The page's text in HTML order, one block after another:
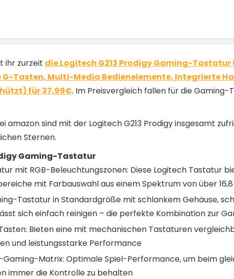
ihr zurzeit die Logitech G213 Prodigy Gaming-Tastatur
Tasten, Multi-Media Bedienelemente, Integrierte
für 37,99€. Im Preisvergleich fallen für die Gaming-
amazon sind mit der Logitech G213 Prodigy insgesamt
Sternen.
Gaming-Tastatur
mit RGB-Beleuchtungszonen: Diese Logitech Tastatur
mit Farbauswahl aus einem Spektrum von über
Tastatur in Standardgröße mit schlankem Gehäuse,
sich einfach reinigen – die perfekte Kombination zur
Bieten eine mit mechanischen Tastaturen
und leistungsstarke Performance
Matrix: Optimale Spiel-Performance, um beim
immer die Kontrolle zu behalten